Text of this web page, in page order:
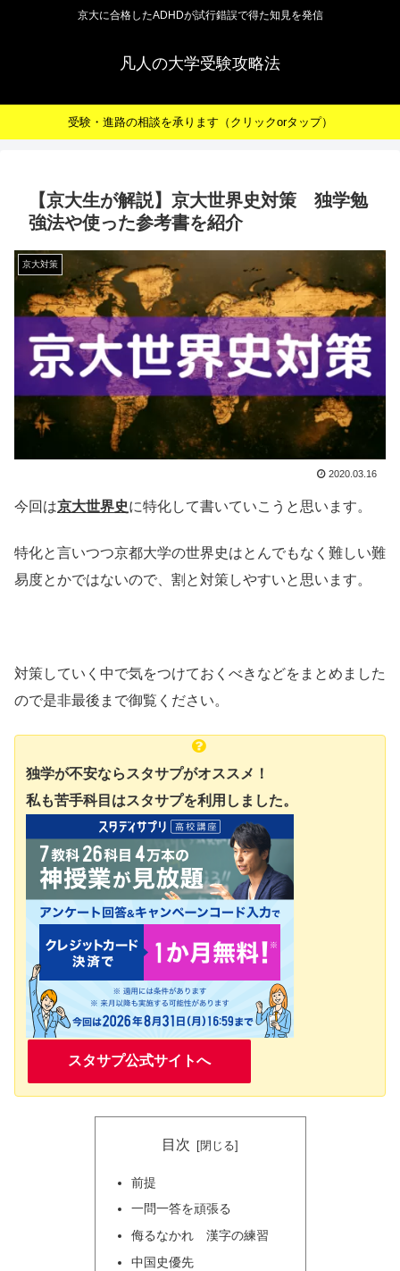
京大に合格したADHDが試行錯誤で得た知見を発信
凡人の大学受験攻略法
受験・進路の相談を承ります（クリックorタップ）
【京大生が解説】京大世界史対策 独学勉
強法や使った参考書を紹介
京大対策
2020.03.16
今回は京大世界史に特化して書いていこうと思います。
特化と言いつつ京都大学の世界史はとんでもなく難しい難
易度とかではないので、割と対策しやすいと思います。
対策していく中で気をつけておくべきなどをまとめました
ので是非最後まで御覧ください。
独学が不安ならスタサプがオススメ！
私も苦手科目はスタサプを利用しました。
スタサプ公式サイトへ
目次
前提
一問一答を頑張る
侮るなかれ 漢字の練習
中国史優先